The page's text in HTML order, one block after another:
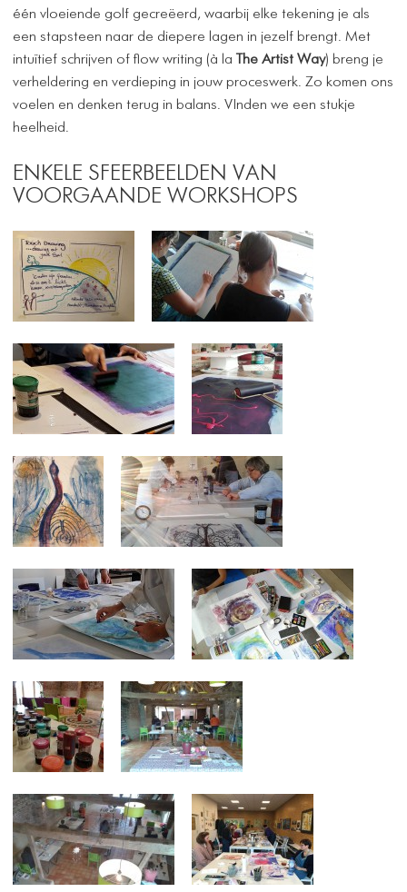
één vloeiende golf gecreëerd, waarbij elke tekening je als
een stapsteen naar de diepere lagen in jezelf brengt. Met
intuïtief schrijven of flow writing (à la
The Artist Way) breng je
verheldering en verdieping in jouw proceswerk. Zo komen ons
voelen en denken terug in balans. VInden we een stukje
heelheid.
ENKELE SFEERBEELDEN VAN
VOORGAANDE WORKSHOPS